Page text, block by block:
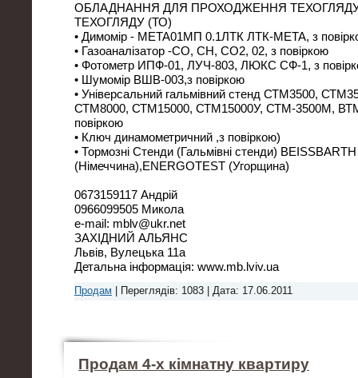
ОБЛАДНАННЯ ДЛЯ ПРОХОДЖЕННЯ
ТЕХОГЛЯДУ (ТО)
• Димомір - МЕТА01МП 0.1ЛТК ЛТК-МЕТА, з
• Газоаналізатор -СО, СН, CO2, 02, з повіркою
• Фотометр ИПФ-01, ЛУЧ-803, ЛЮКС СФ-1, з
• Шумомір ВШВ-003,з повіркою
• Універсальний гальмівний стенд СТМ3500,
СТМ8000, СТМ15000, СТМ15000У, СТМ-3500М,
повіркою
• Ключ динамометричний ,з повіркою)
• Тормозні Стенди (Гальмівні стенди)
(Німеччина),ENERGOTEST (Угорщина)
0673159117 Андрій
0966099505 Микола
e-mail: mblv@ukr.net
ЗАХІДНИЙ АЛЬЯНС
Львів, Вулецька 11а
Детальна інформація: www.mb.lviv.ua
Продам Переглядів: 1083 Дата: 17.06.2011
Продам 4-х кімнатну квартиру